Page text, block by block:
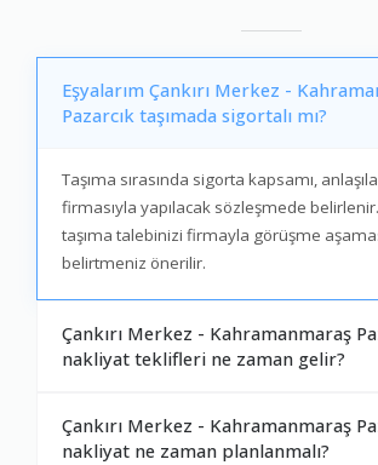
Eşyalarım Çankırı Merkez -
Pazarcık taşımada sigortalı mı?
Taşıma sırasında sigorta kapsamı,
firmasıyla yapılacak sözleşmede
taşıma talebinizi firmayla görüşme
belirtmeniz önerilir.
Çankırı Merkez - Kahramanmaraş
nakliyat teklifleri ne zaman gelir?
Çankırı Merkez - Kahramanmaraş
nakliyat ne zaman planlanmalı?